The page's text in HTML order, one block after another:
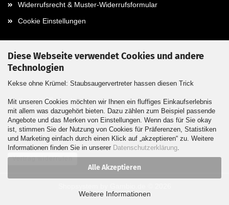
Diese Webseite verwendet Cookies und andere
Technologien
Kekse ohne Krümel: Staubsaugervertreter hassen diesen Trick
Mit unseren Cookies möchten wir Ihnen ein fluffiges Einkaufserlebnis
mit allem was dazugehört bieten. Dazu zählen zum Beispiel passende
Angebote und das Merken von Einstellungen. Wenn das für Sie okay
ist, stimmen Sie der Nutzung von Cookies für Präferenzen, Statistiken
und Marketing einfach durch einen Klick auf „akzeptieren“ zu. Weitere
Informationen finden Sie in unserer Datenschutzerklärung.
Alle Akzeptieren
Weitere Informationen
Widerrufsrecht & Muster-Widerrufsformular
Cookie Einstellungen
Kontaktdaten
Kontakt / Formular
Callback Service
Vertrag widerrufen